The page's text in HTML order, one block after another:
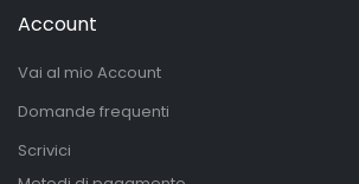
Account
Vai al mio Account
Domande frequenti
Scrivici